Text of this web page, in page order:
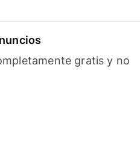
gratis y no